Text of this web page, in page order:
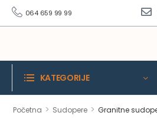
064 659 99 99
KATEGORIJE
Početna > Sudopere > Granitne